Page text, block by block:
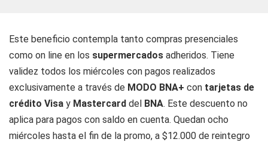
Este beneficio contempla tanto compras presenciales
como on line en los supermercados adheridos. Tiene
validez todos los miércoles con pagos realizados
exclusivamente a través de MODO BNA+ con tarjetas de
crédito Visa y Mastercard del BNA. Este descuento no
aplica para pagos con saldo en cuenta. Quedan ocho
miércoles hasta el fin de la promo, a $12.000 de reintegro